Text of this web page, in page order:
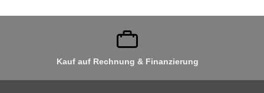
Kauf auf Rechnung & Finanzierung